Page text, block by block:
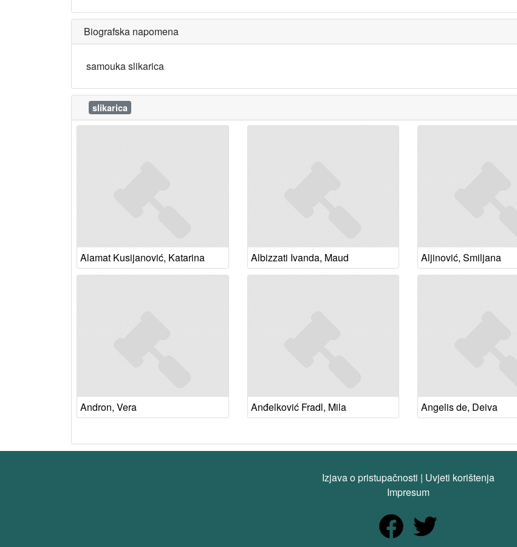
Biografska napomena
samouka slikarica
slikarica
Alamat Kusijanović, Katarina Albizzati Ivanda, Maud Aljinović, Smiljana
Andron, Vera Anđelković Fradl, Mila Angelis de, Deiva
Izjava o pristupačnosti | Uvjeti korištenja
Impresum